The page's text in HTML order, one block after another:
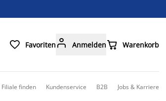
 Favoriten  Anmelden Warenkorb
Filiale finden Kundenservice B2B Jobs & Karriere